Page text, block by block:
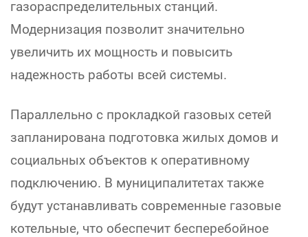
газораспределительных станций.
Модернизация позволит значительно
увеличить их мощность и повысить
надежность работы всей системы.
Параллельно с прокладкой газовых сетей
запланирована подготовка жилых домов и
социальных объектов к оперативному
подключению. В муниципалитетах также
будут устанавливать современные газовые
котельные, что обеспечит бесперебойное